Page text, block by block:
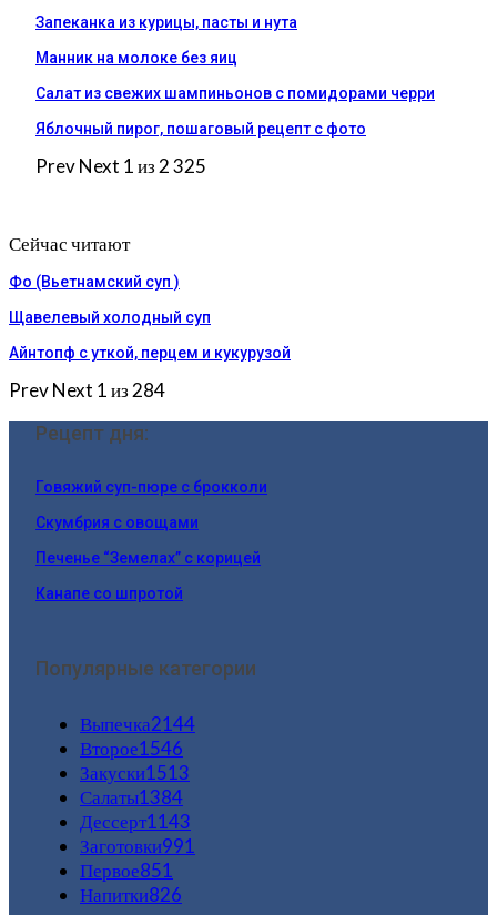
Запеканка из курицы, пасты и нута
Манник на молоке без яиц
Салат из свежих шампиньонов с помидорами черри
Яблочный пирог, пошаговый рецепт с фото
PrevNext 1 из 2 325
Сейчас читают
Фо (Вьетнамский суп )
Щавелевый холодный суп
Айнтопф с уткой, перцем и кукурузой
PrevNext 1 из 284
Рецепт дня:
Говяжий суп-пюре с брокколи
Скумбрия с овощами
Печенье “Земелах” с корицей
Канапе со шпротой
Популярные категории
Выпечка2144
Второе1546
Закуски1513
Салаты1384
Дессерт1143
Заготовки991
Первое851
Напитки826